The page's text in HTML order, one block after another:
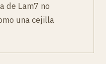
de Lam7 no
una cejilla